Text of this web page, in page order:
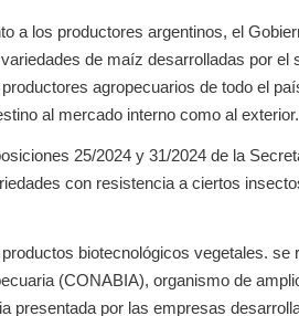
a los productores argentinos, el
de maíz desarrolladas por
agropecuarios de todo el
al mercado interno como al exterior.
25/2024 y 31/2024 de la
con resistencia a ciertos
biotecnológicos vegetales.
(CONABIA), organismo de
presentada por las empresas